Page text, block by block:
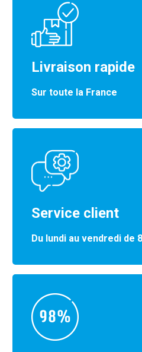
Livraison rapide
Sur toute la France
Service client
Du lundi au vendredi de